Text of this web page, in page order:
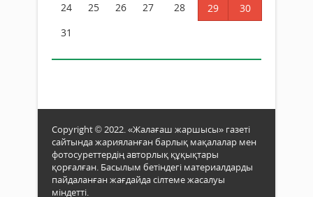
24
25 26 27 28 29
30
31
Copyright © 2022. «Жалағаш жаршысы» газеті
сайтында жарияланған барлық мақалалар мен
фотосуреттердің авторлық құқықтары
қорғалған. Басылым бетіндегі материалдарды
пайдаланған жағдайда сілтеме жасалуы
міндетті.